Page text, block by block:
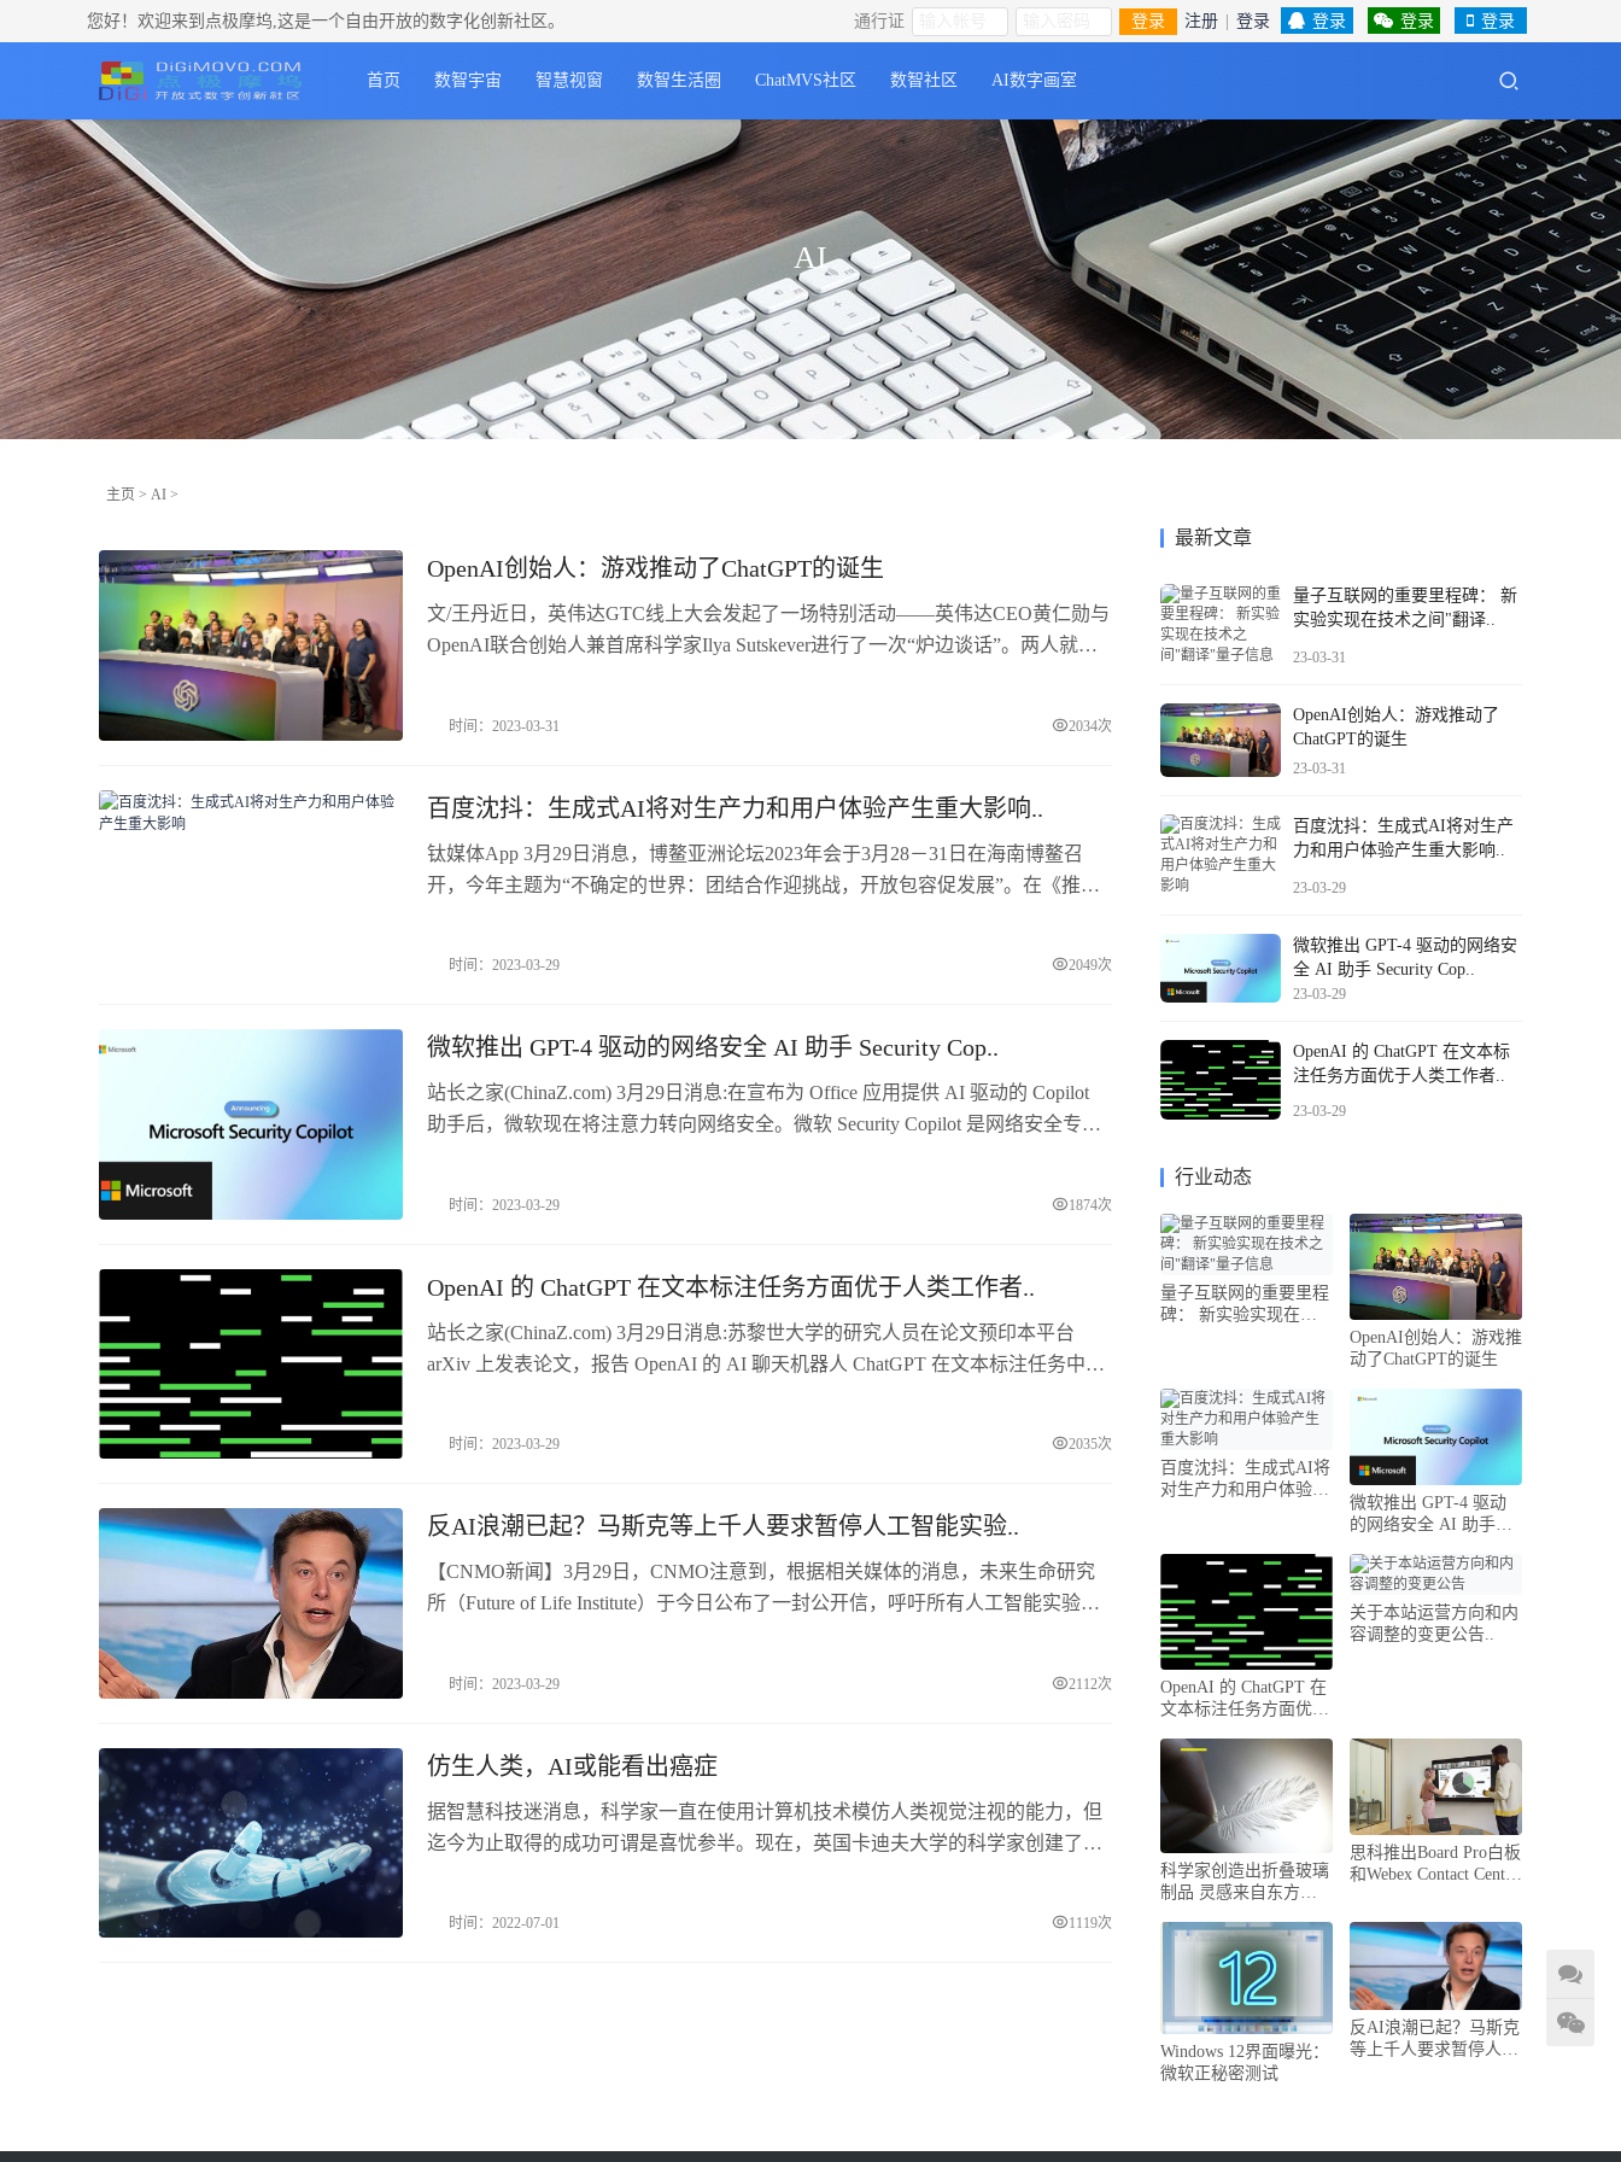
您好！欢迎来到点极摩坞,这是一个自由开放的数字化创新社区。 通行证 登录 注册 登录 登录 登录 登录
首页 数智宇宙 智慧视窗 数智生活圈 ChatMVS社区 数智社区 AI数字画室
AI
主页 > AI >
OpenAI创始人：游戏推动了ChatGPT的诞生
文/王丹近日，英伟达GTC线上大会发起了一场特别活动——英伟达CEO黄仁勋与
OpenAI联合创始人兼首席科学家Ilya Sutskever进行了一次“炉边谈话”。两人就
第一个是，通过压缩..
时间：2023-03-31 2034次
百度沈抖：生成式AI将对生产力和用户体验产生重大影响..
钛媒体App 3月29日消息，博鳌亚洲论坛2023年会于3月28－31日在海南博鳌召
开，今年主题为“不确定的世界：团结合作迎挑战，开放包容促发展”。在《推进
时间：2023-03-29 2049次
微软推出 GPT-4 驱动的网络安全 AI 助手 Security Cop..
站长之家(ChinaZ.com) 3月29日消息:在宣布为 Office 应用提供 AI 驱动的 Copilot
助手后，微软现在将注意力转向网络安全。微软 Security Copilot 是网络安全专业
的 G..
时间：2023-03-29 1874次
OpenAI 的 ChatGPT 在文本标注任务方面优于人类工作者..
站长之家(ChinaZ.com) 3月29日消息:苏黎世大学的研究人员在论文预印本平台
arXiv 上发表论文，报告 OpenAI 的 AI 聊天机器人 ChatGPT 在文本标注任务中的
时间：2023-03-29 2035次
反AI浪潮已起？马斯克等上千人要求暂停人工智能实验..
【CNMO新闻】3月29日，CNMO注意到，根据相关媒体的消息，未来生命研究
所（Future of Life Institute）于今日公布了一封公开信，呼吁所有人工智能实验室
为“暂停巨型AI实验..
时间：2023-03-29 2112次
仿生人类，AI或能看出癌症
据智慧科技迷消息，科学家一直在使用计算机技术模仿人类视觉注视的能力，但
迄今为止取得的成功可谓是喜忧参半。现在，英国卡迪夫大学的科学家创建了一
时间：2022-07-01 1119次
最新文章
量子互联网的重要里程碑： 新
实验实现在技术之间"翻译..
23-03-31
OpenAI创始人：游戏推动了
ChatGPT的诞生
23-03-31
百度沈抖：生成式AI将对生产
力和用户体验产生重大影响..
23-03-29
微软推出 GPT-4 驱动的网络安
全 AI 助手 Security Cop..
23-03-29
OpenAI 的 ChatGPT 在文本标
注任务方面优于人类工作者..
23-03-29
行业动态
量子互联网的重要里程
碑： 新实验实现在技
OpenAI创始人：游戏推
动了ChatGPT的诞生
百度沈抖：生成式AI将
对生产力和用户体验产
微软推出 GPT-4 驱动
的网络安全 AI 助手
OpenAI 的 ChatGPT 在
文本标注任务方面优于
关于本站运营方向和内
容调整的变更公告..
科学家创造出折叠玻璃
制品 灵感来自东方折
思科推出Board Pro白板
和Webex Contact Center
Windows 12界面曝光：
微软正秘密测试
反AI浪潮已起？马斯克
等上千人要求暂停人工